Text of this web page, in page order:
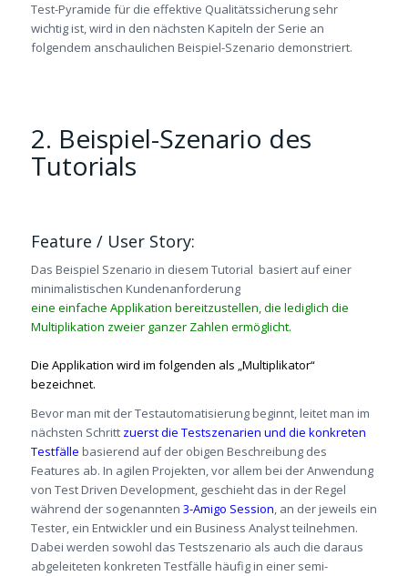
Test-Pyramide für die effektive Qualitätssicherung sehr
wichtig ist, wird in den nächsten Kapiteln der Serie an
folgendem anschaulichen Beispiel-Szenario demonstriert.
2. Beispiel-Szenario des
Tutorials
Feature / User Story:
Das Beispiel Szenario in diesem Tutorial basiert auf einer
minimalistischen Kundenanforderung
eine einfache Applikation bereitzustellen, die lediglich die
Multiplikation zweier ganzer Zahlen ermöglicht.
Die Applikation wird im folgenden als „Multiplikator“
bezeichnet.
Bevor man mit der Testautomatisierung beginnt, leitet man im
nächsten Schritt zuerst die Testszenarien und die konkreten
Testfälle basierend auf der obigen Beschreibung des
Features ab. In agilen Projekten, vor allem bei der Anwendung
von Test Driven Development, geschieht das in der Regel
während der sogenannten 3-Amigo Session, an der jeweils ein
Tester, ein Entwickler und ein Business Analyst teilnehmen.
Dabei werden sowohl das Testszenario als auch die daraus
abgeleiteten konkreten Testfälle häufig in einer semi-